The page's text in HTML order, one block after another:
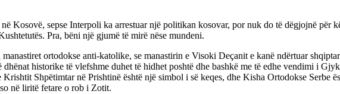
Kosovë, sepse Interpoli ka arrestuar një politikan kosovar, por nuk do të dëgjojnë për
Pra, bëni një gjumë të mirë nëse mundeni.
ortodokse anti-katolike, se manastirin e Visoki Deçanit e kanë ndërtuar
historike të vlefshme duhet të hidhet poshtë dhe bashkë me të edhe vendimi i
Shpëtimtar në Prishtinë është një simbol i së keqes, dhe Kisha Ortodokse Serbe
në liritë fetare o rob i Zotit.